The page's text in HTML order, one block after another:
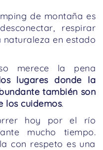
de montaña es
respirar
en estado
merece la pena
lugares donde la
también son
los cuidemos.
hoy por el río
mucho tiempo.
con respeto es una